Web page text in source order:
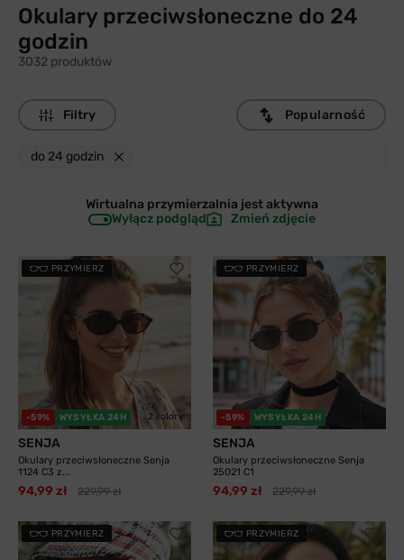
Okulary przeciwsłoneczne do 24
godzin
3032 produktów
Filtry
do 24 godzin
Popularność
Wirtualna przymierzalnia jestaktywna
Wyłącz podgląd
Zmień zdjęcie
PRZYMIERZ
-59% WYSYŁKA 24H 2 kolory
SENJA
Okulary przeciwsłoneczne Senja
1124 C3 z...
94,99 zł 229,99 zł
PRZYMIERZ
-59% WYSYŁKA 24H
SENJA
Okulary przeciwsłoneczne Senja
25021 C1
94,99 zł 229,99 zł
PRZYMIERZ PRZYMIERZ